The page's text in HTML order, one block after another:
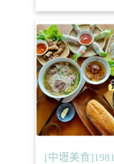
[中壢美食